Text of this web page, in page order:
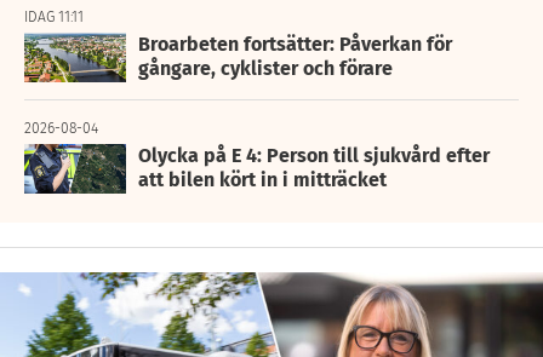
IDAG 11:11
Broarbeten fortsätter: Påverkan för
gångare, cyklister och förare
2026-08-04
Olycka på E 4: Person till sjukvård efter
att bilen kört in i mitträcket